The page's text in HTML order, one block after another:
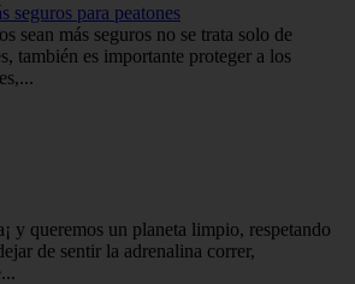
seguros para peatones
sean más seguros no se trata solo de
también es importante proteger a los
y queremos un planeta limpio, respetando
de sentir la adrenalina correr,